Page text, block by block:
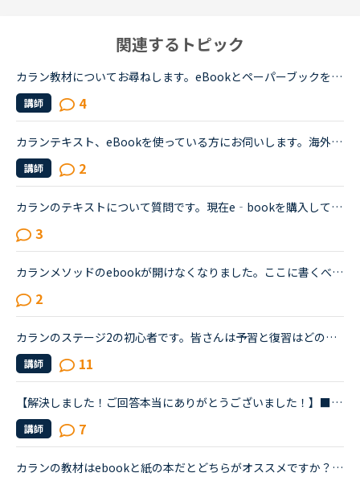
関連するトピック
カラン教材についてお尋ねします。eBookとペーパーブックを併用されていますか？eBookには全文の音声がついているとのことで、復習のためにいいなと思うのですが、読むときにはペーパーブックがいいので、今はペ...
講師 4
カランテキスト、eBookを使っている方にお伺いします。海外在住のため、現在eBookを購入して使っているのですが、Japanese Vocabularyのページだけでも印刷できたらなぁと思うことが多々あります。eBookを印刷す...
講師 2
カランのテキストについて質問です。現在e‐bookを購入して使ってます。持ち運びに便利、レッスンのページ毎に音声playボタンがついていて便利なのでこのままe-bookを使い続けようと思ってるのですが。もしもnativ...
3
カランメソッドのebookが開けなくなりました。ここに書くべきではないと思うのですが、21時を過ぎていてサポートセンターに問い合わせができないためご了承ください。カランメソッドのebookを利用している方に質...
2
カランのステージ2の初心者です。皆さんは予習と復習はどの程度、完成するまでなさっていますか？例えば、現状の私の場合…テキストの音声を聴きながら、質問の後にサラサラと答えられるほどまで復習をする→レッス...
講師 11
【解決しました！ご回答本当にありがとうございました！】■効果的なカランレッスンの進め方について2020年1月からネイティブキャンプを始め、現在カランレッスンはステージ4の全復習直前段階です。毎回どうしても...
講師 7
カランの教材はebookと紙の本だとどちらがオススメですか？私は紙の本でステージ3までやってきましたが、次からebookにするか検討中です。ebookの購入の仕方がイマイチよくわからなかったということもあり、紙の...